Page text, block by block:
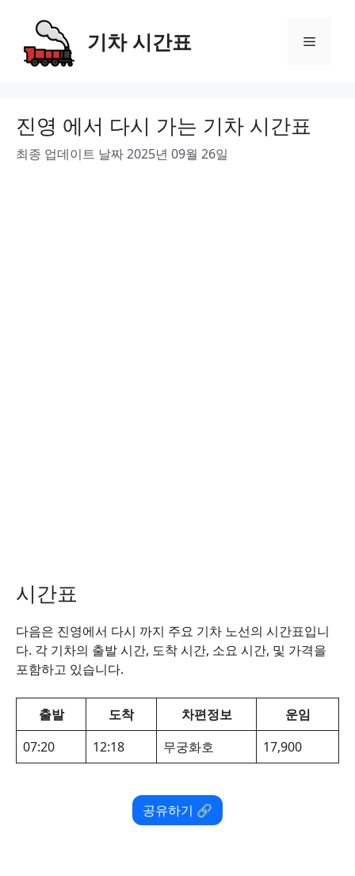
content
기차 시간표 Menu
진영 에서 다시 가는 기차 시간표
최종 업데이트 날짜 2025년 09월 26일
시간표
다음은 진영에서 다시 까지 주요 기차 노선의 시간표입니
다. 각 기차의 출발 시간, 도착 시간, 소요 시간, 및 가격을
포함하고 있습니다.
출발 도착 차편정보
운임
07:20
12:18 무궁화호 17,900
공유하기 🔗